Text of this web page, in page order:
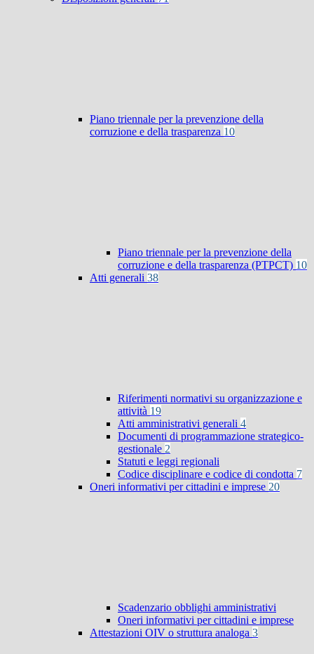
Piano triennale per la prevenzione della
corruzione e della trasparenza 10
Piano triennale per la prevenzione della
corruzione e della trasparenza (PTPCT) 10
Atti generali 38
Riferimenti normativi su organizzazione e
attività 19
Atti amministrativi generali 4
Documenti di programmazione strategico-
gestionale 2
Statuti e leggi regionali
Codice disciplinare e codice di condotta 7
Oneri informativi per cittadini e imprese 20
Scadenzario obblighi amministrativi
Oneri informativi per cittadini e imprese
Attestazioni OIV o struttura analoga 3